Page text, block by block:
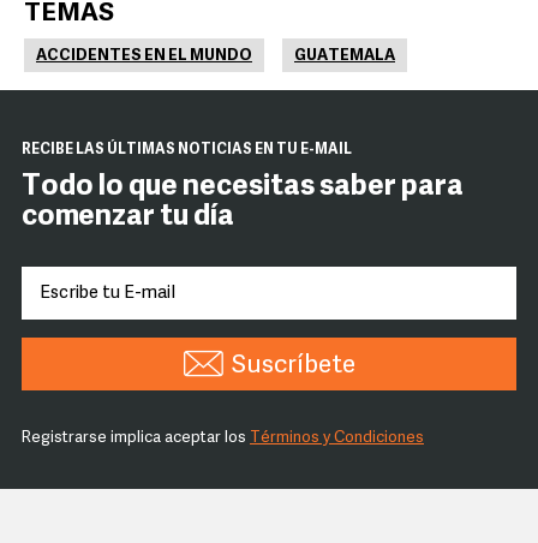
TEMAS
ACCIDENTES EN EL MUNDO GUATEMALA
RECIBE LAS ÚLTIMAS NOTICIAS EN TU E-MAIL
Todo lo que necesitas saber para
comenzar tu día
Suscríbete
Registrarse implica aceptar los Términos y Condiciones